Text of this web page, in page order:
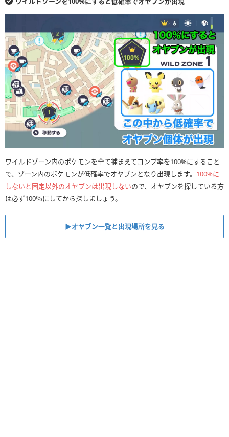
ワイルドゾーン内のポケモンを全て捕まえてコンプ率を100%にすること
で、ゾーン内のポケモンが低確率でオヤブンとなり出現します。 100%に
しないと固定以外のオヤブンは出現しないので、オヤブンを探している方
は必ず100％にしてから探しましょう。
▶︎オヤブン一覧と出現場所を見る